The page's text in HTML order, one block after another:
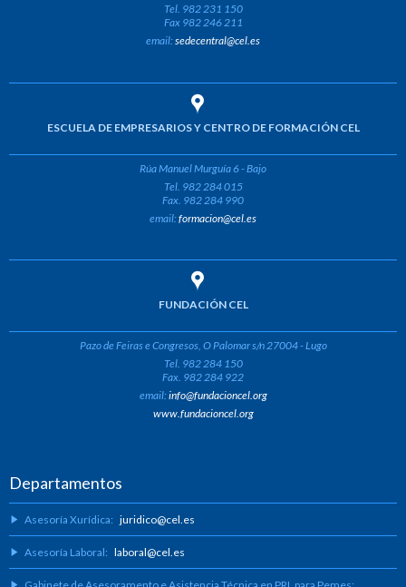
Tel. 982 231 150
Fax 982 246 211
email:sedecentral@cel.es
ESCUELA DE EMPRESARIOS Y CENTRO DE FORMACIÓN CEL
Rúa Manuel Murguía 6 - Bajo
Tel. 982 284 015
Fax. 982 284 990
email:formacion@cel.es
FUNDACIÓN CEL
Pazo de Feiras e Congresos, O Palomar s/n 27004 - Lugo
Tel. 982 284 150
Fax. 982 284 922
email:info@fundacioncel.org
www.fundacioncel.org
Departamentos
Asesoría Xurídica: juridico@cel.es
Asesoría Laboral: laboral@cel.es